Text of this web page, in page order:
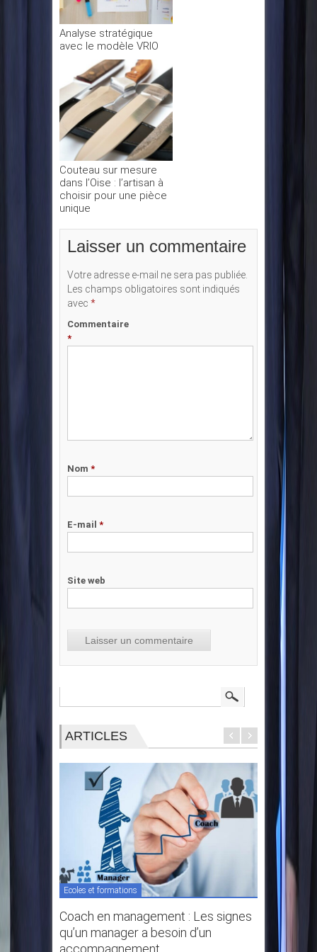
Analyse stratégique
avec le modèle VRIO
Couteau sur mesure
dans l’Oise : l’artisan à
choisir pour une pièce
unique
Laisser un commentaire
Votre adresse e-mail ne sera pas publiée.
Les champs obligatoires sont indiqués
avec *
Commentaire
*
Nom *
E-mail *
Site web
ARTICLES
Ecoles et formations
Coach en management : Les signes
qu’un manager a besoin d’un
accompagnement
Ecoles et